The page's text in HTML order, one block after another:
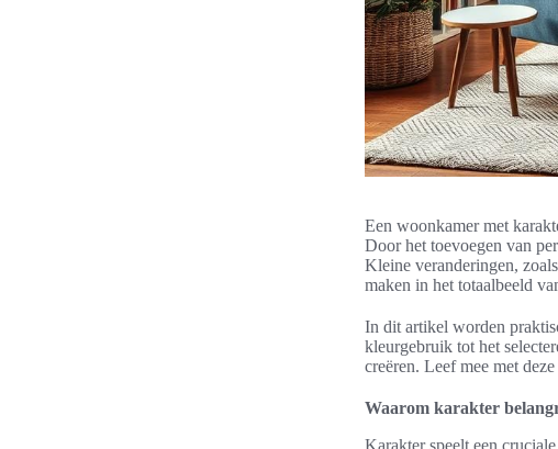
Een woonkamer met
Door het toevoegen van
Kleine veranderingen,
maken in het totaalbeeld
In dit artikel worden
kleurgebruik tot het
creëren. Leef mee met
Waarom karakter
Karakter speelt een